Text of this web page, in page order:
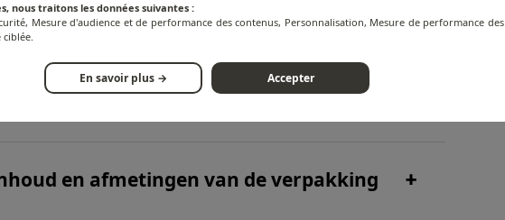
Technische specificaties
en afmetingen van de verpakking
nous traitons les données suivantes :
Mesure d'audience et de performance des contenus, Personnalisation, Mesure de performance des
En savoir plus → Accepter